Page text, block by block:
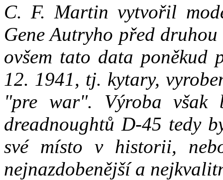
C. F. Martin vytvořil
Gene Autryho před
ovšem tato data poněkud
12. 1941, tj. kytary,
"pre war". Výroba však
dreadnoughtů D-45 tedy
své místo v historii,
nejnazdobenější a